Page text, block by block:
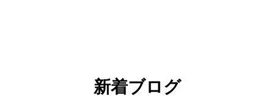
新着ブログ